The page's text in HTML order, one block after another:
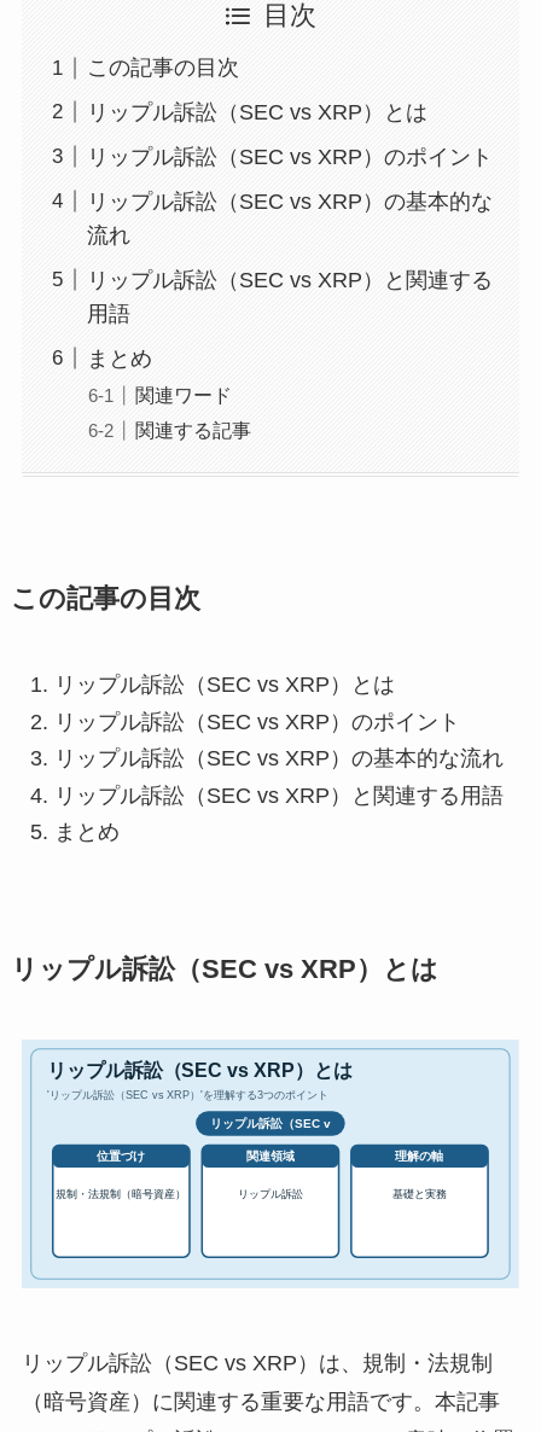
目次
この記事の目次
リップル訴訟（SEC vs XRP）とは
リップル訴訟（SEC vs XRP）のポイント
リップル訴訟（SEC vs XRP）の基本的な
流れ
リップル訴訟（SEC vs XRP）と関連する
用語
まとめ
関連ワード
関連する記事
この記事の目次
リップル訴訟（SEC vs XRP）とは
リップル訴訟（SEC vs XRP）のポイント
リップル訴訟（SEC vs XRP）の基本的な流れ
リップル訴訟（SEC vs XRP）と関連する用語
まとめ
リップル訴訟（SEC vs XRP）とは
リップル訴訟（SEC vs XRP）は、規制・法規制
（暗号資産）に関連する重要な用語です。本記事